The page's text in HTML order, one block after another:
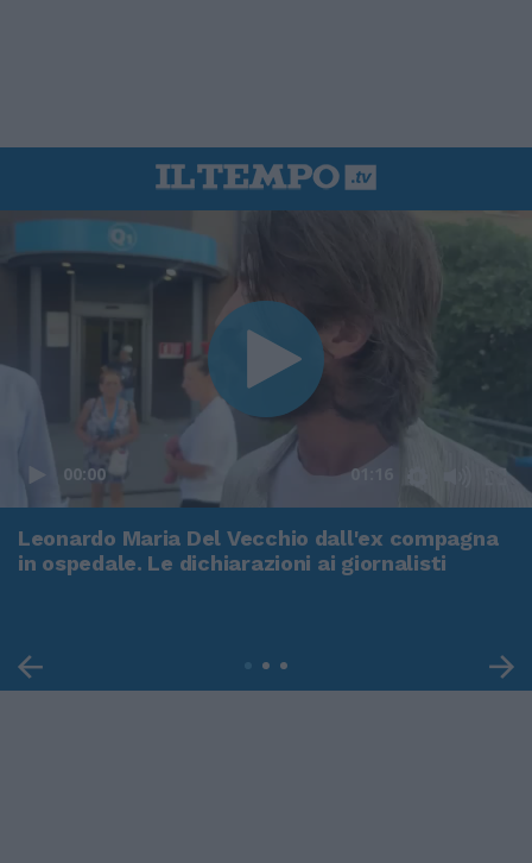
00:00 01:16
Leonardo Maria Del Vecchio dall'ex compagna
in ospedale. Le dichiarazioni ai giornalisti